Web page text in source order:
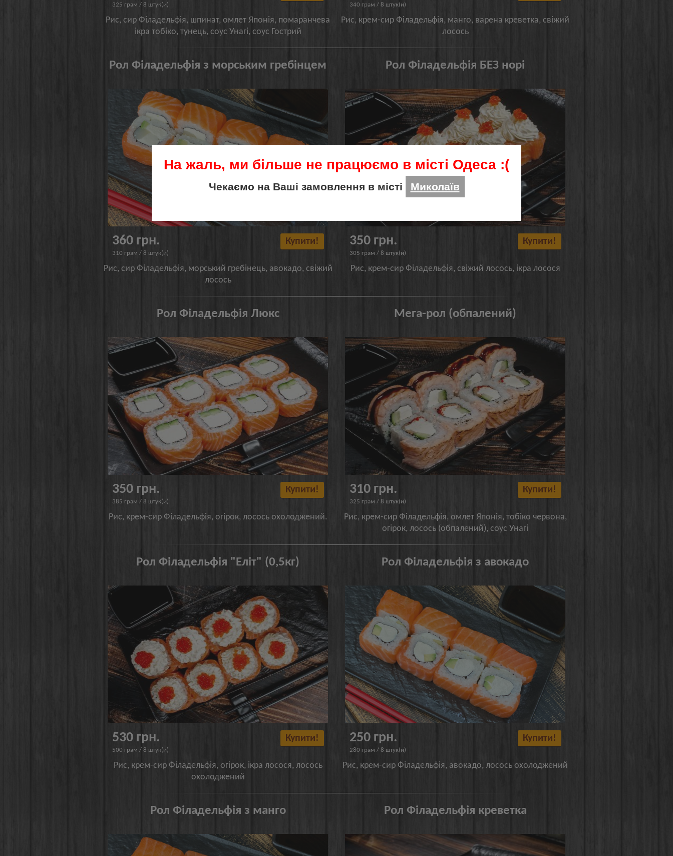
На жаль, ми більше не працюємо в місті Одеса :(
Чекаємо на Ваші замовлення в місті Миколаїв
325 грам / 8 штук(и)
Рис, сир Філадельфія, шпинат, омлет Японія, помаранчева
ікра тобіко, тунець, соус Унагі, соус Гострий
340 грам / 8 штук(и)
Рис, крем-сир Філадельфія, манго, варена креветка, свіжий
лосось
Рол Філадельфія з морським гребінцем
360 грн.
310 грам / 8 штук(и)
Купити!
Рис, сир Філадельфія, морський гребінець, авокадо, свіжий
лосось
Рол Філадельфія БЕЗ норі
350 грн.
305 грам / 8 штук(и)
Купити!
Рис, крем-сир Філадельфія, свіжий лосось, ікра лосося
Рол Філадельфія Люкс
350 грн.
385 грам / 8 штук(и)
Купити!
Рис, крем-сир Філадельфія, огірок, лосось охолоджений.
Мега-рол (обпалений)
310 грн.
325 грам / 8 штук(и)
Купити!
Рис, крем-сир Філадельфія, омлет Японія, тобіко червона,
огірок, лосось (обпалений), соус Унагі
Рол Філадельфія "Еліт" (0,5кг)
530 грн.
500 грам / 8 штук(и)
Купити!
Рис, крем-сир Філадельфія, огірок, ікра лосося, лосось
охолоджений
Рол Філадельфія з авокадо
250 грн.
280 грам / 8 штук(и)
Купити!
Рис, крем-сир Філадельфія, авокадо, лосось охолоджений
Рол Філадельфія з манго Рол Філадельфія креветка